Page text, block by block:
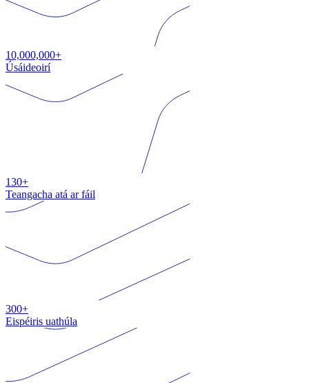
10,000,000+
Úsáideoirí
130+
Teangacha atá ar fáil
300+
Eispéiris uathúla